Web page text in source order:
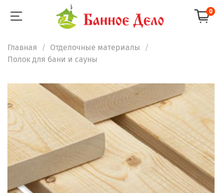
0
Главная
Отделочные материалы
Полок для бани и сауны